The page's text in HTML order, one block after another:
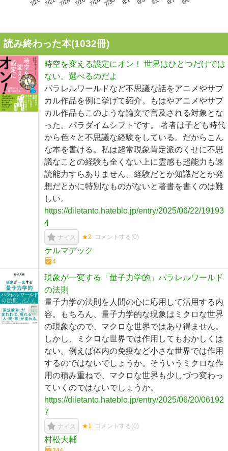
読み終わった本(1032冊)
時空を変える設定にオン！ 世界はひとつだけでは
ない。選べるのだよ
パラレルワールドなど不思議な話をアニメやサブ
カル作品を例に挙げて紹介。もはやアニメやサブ
カル作品もこのような論文で言及される対象とな
った。パラダイムシフトです。 著者は子ども時代
から色々と不思議な経験をしている。だからこん
な本を書ける。私は超常現象肯定派のくせに不思
議なことの経験も全くない上に霊感も超能力も速
読能力すらありません。経験だとか知識だとか発
想だとかに特別なものがないと著書を書くのは難
しい。
https://diletanto.hateblo.jp/entry/2025/06/22/19193
4
ナイス ★2 コメントする(0)
ケルマデック
4
現象が一変する「量子力学的」パラレルワールド
の法則
量子力学の法則を人間の心に応用して活用する内
容。もちろん、量子力学的な現象はミクロな世界
の現象なので、マクロな世界ではあり得ません。
しかし、ミクロな世界では作用してもおかしくは
ない。例えば体内の免疫など小さな世界では作用
するのではないでしょうか。そういうミクロな作
用の積み重ねで、マクロな世界も少しづつ変わっ
ていくのではないでしょうか。
https://diletanto.hateblo.jp/entry/2025/06/20/06192
7
ナイス ★1 コメントする(0)
村松大輔